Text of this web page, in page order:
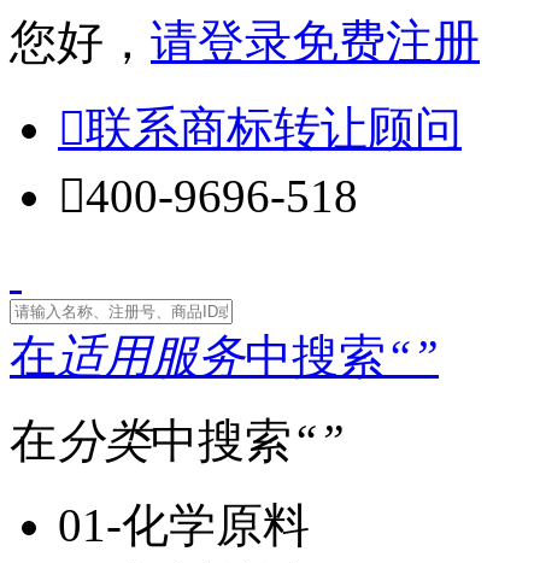
您好， 请登录免费注册
联系商标转让顾问
400-9696-518
在适用服务中搜索“”
在分类中搜索“”
01-化学原料